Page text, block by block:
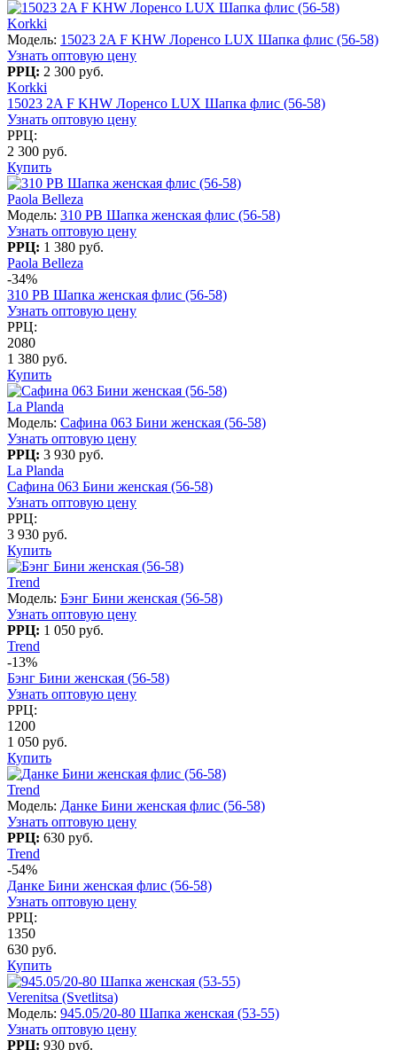
Korkki
Модель: 15023 2A F KHW Лоренсо LUX Шапка флис (56-58)
Узнать оптовую цену
РРЦ: 2 300 руб.
Korkki
15023 2A F KHW Лоренсо LUX Шапка флис (56-58)
Узнать оптовую цену
РРЦ:
2 300 руб.
Купить
Paola Belleza
Модель: 310 PB Шапка женская флис (56-58)
Узнать оптовую цену
РРЦ: 1 380 руб.
Paola Belleza
-34%
310 PB Шапка женская флис (56-58)
Узнать оптовую цену
РРЦ:
2080
1 380 руб.
Купить
La Planda
Модель: Сафина 063 Бини женская (56-58)
Узнать оптовую цену
РРЦ: 3 930 руб.
La Planda
Сафина 063 Бини женская (56-58)
Узнать оптовую цену
РРЦ:
3 930 руб.
Купить
Trend
Модель: Бэнг Бини женская (56-58)
Узнать оптовую цену
РРЦ: 1 050 руб.
Trend
-13%
Бэнг Бини женская (56-58)
Узнать оптовую цену
РРЦ:
1200
1 050 руб.
Купить
Trend
Модель: Данке Бини женская флис (56-58)
Узнать оптовую цену
РРЦ: 630 руб.
Trend
-54%
Данке Бини женская флис (56-58)
Узнать оптовую цену
РРЦ:
1350
630 руб.
Купить
Verenitsa (Svetlitsa)
Модель: 945.05/20-80 Шапка женская (53-55)
Узнать оптовую цену
РРЦ: 930 руб.